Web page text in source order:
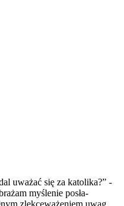
uważać się za katolika?” -
myślenie posła-
zlekceważeniem uwag